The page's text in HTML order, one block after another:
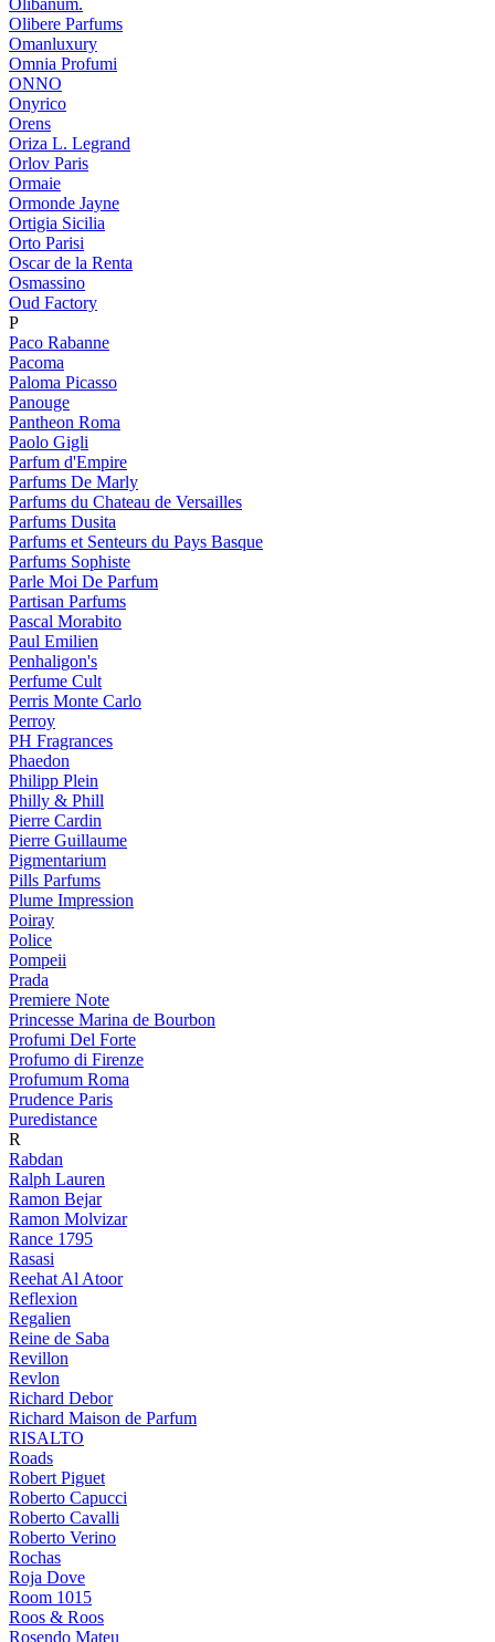
Olibanum.
Olibere Parfums
Omanluxury
Omnia Profumi
ONNO
Onyrico
Orens
Oriza L. Legrand
Orlov Paris
Ormaie
Ormonde Jayne
Ortigia Sicilia
Orto Parisi
Oscar de la Renta
Osmassino
Oud Factory
P
Paco Rabanne
Pacoma
Paloma Picasso
Panouge
Pantheon Roma
Paolo Gigli
Parfum d'Empire
Parfums De Marly
Parfums du Chateau de Versailles
Parfums Dusita
Parfums et Senteurs du Pays Basque
Parfums Sophiste
Parle Moi De Parfum
Partisan Parfums
Pascal Morabito
Paul Emilien
Penhaligon's
Perfume Cult
Perris Monte Carlo
Perroy
PH Fragrances
Phaedon
Philipp Plein
Philly & Phill
Pierre Cardin
Pierre Guillaume
Pigmentarium
Pills Parfums
Plume Impression
Poiray
Police
Pompeii
Prada
Premiere Note
Princesse Marina de Bourbon
Profumi Del Forte
Profumo di Firenze
Profumum Roma
Prudence Paris
Puredistance
R
Rabdan
Ralph Lauren
Ramon Bejar
Ramon Molvizar
Rance 1795
Rasasi
Reehat Al Atoor
Reflexion
Regalien
Reine de Saba
Revillon
Revlon
Richard Debor
Richard Maison de Parfum
RISALTO
Roads
Robert Piguet
Roberto Capucci
Roberto Cavalli
Roberto Verino
Rochas
Roja Dove
Room 1015
Roos & Roos
Rosendo Mateu